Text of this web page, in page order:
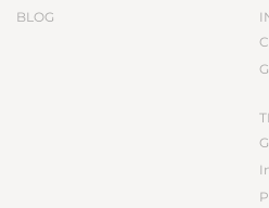
BLOG